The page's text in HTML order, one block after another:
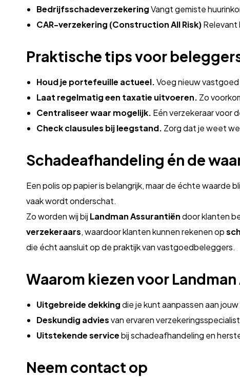
BedrijfsschadeverzekeringVangt gemiste
CAR-verzekering (Construction All Risk)Relevant
Praktische tips voor
Houd je portefeuille actueel.Voeg nieuw
Laat regelmatig een taxatie uitvoeren. Zo
Centraliseer waar mogelijk. Eén verzekeraar voor
Check clausules bij leegstand. Zorg dat je weet
Schadeafhandeling én de
Een polis op papier is belangrijk, maar de échte waarde
vaak wordt onderschat.
Zo worden wij bij Landman Assurantiëndoor klanten
verzekeraars, waardoor klanten kunnen rekenen op
die écht aansluit op de praktijk van vastgoedbeleggers.
Waarom kiezen voor
Uitgebreide dekkingdie je kunt aanpassen aan
Deskundig adviesvan ervaren
Uitstekende servicebij schadeafhandeling en
Neem contact op